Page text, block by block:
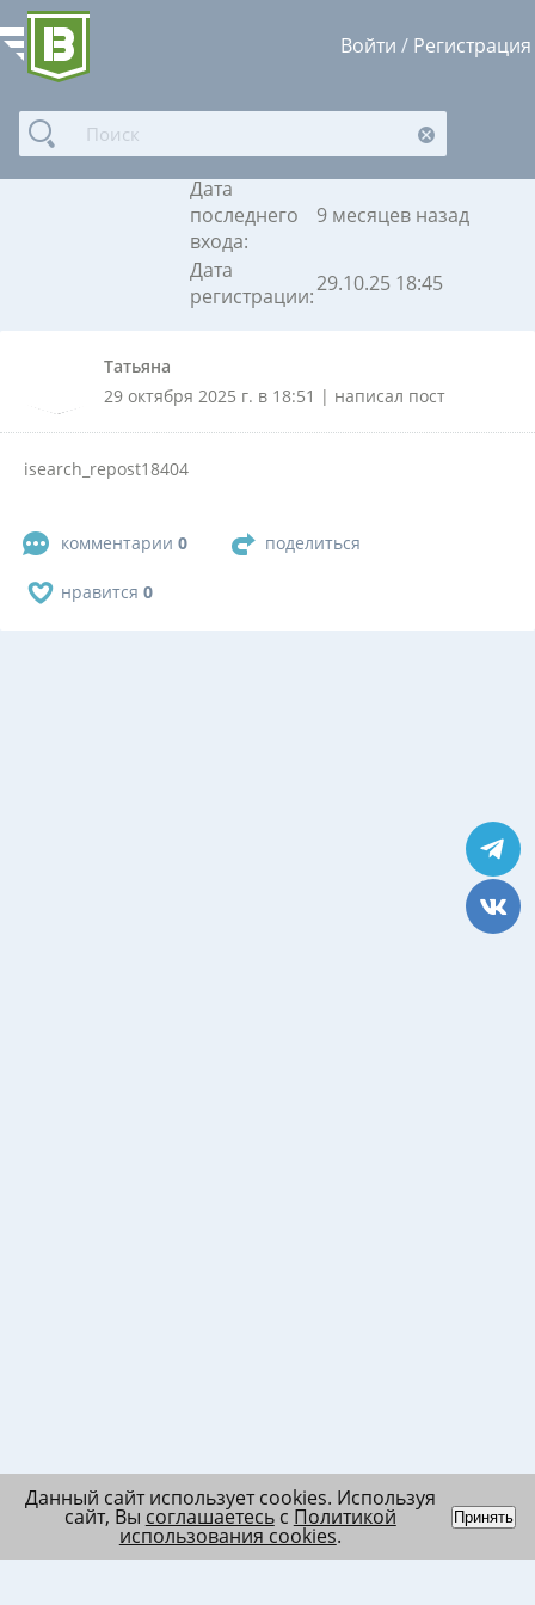
Войти / Регистрация
Татьяна
Дата
последнего
входа:
9 месяцев назад
Дата
регистрации:29.10.25 18:45
Татьяна
29 октября 2025 г. в 18:51 | написал пост
isearch_repost18404
комментарии 0 поделиться
нравится 0
Данный сайт использует cookies. Используя
сайт, Вы соглашаетесьс Политикой
использования cookies.
Принять